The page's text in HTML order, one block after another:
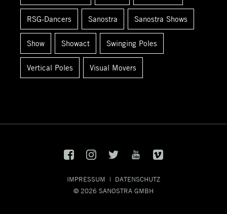
RSG-Dancers Sanostra Sanostra Shows
Show Showact Swinging Poles
Vertical Poles Visual Movers
IMPRESSUM | DATENSCHUTZ
© 2026 SANOSTRA GMBH